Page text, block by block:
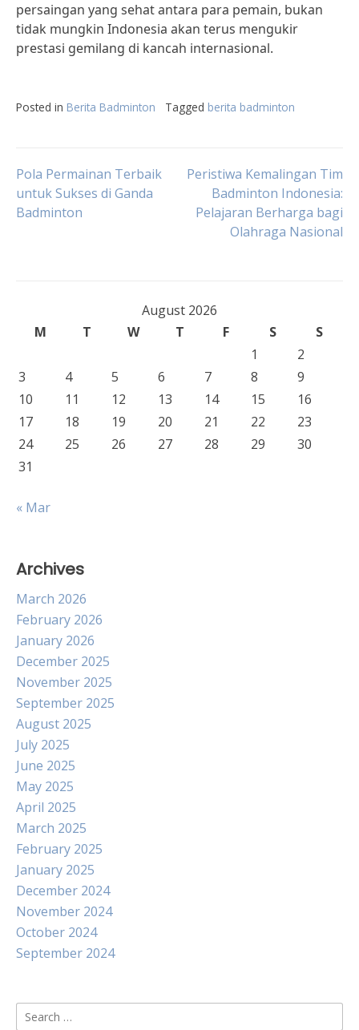
persaingan yang sehat antara para pemain, bukan
tidak mungkin Indonesia akan terus mengukir
prestasi gemilang di kancah internasional.
Posted in Berita Badminton Tagged berita badminton
Post
navigation
Pola Permainan Terbaik
untuk Sukses di Ganda
Badminton
Peristiwa Kemalingan Tim
Badminton Indonesia:
Pelajaran Berharga bagi
Olahraga Nasional
August 2026
M
T W T F S
S
1
2
3
4 5 6 7 8
9
10
11 12 13 14 15
16
17
18 19 20 21 22
23
24
25 26 27 28 29
30
31
« Mar
Archives
March 2026
February 2026
January 2026
December 2025
November 2025
September 2025
August 2025
July 2025
June 2025
May 2025
April 2025
March 2025
February 2025
January 2025
December 2024
November 2024
October 2024
September 2024
Search